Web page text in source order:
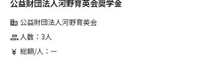
公益財団法人河野育英会奨学金
corporate_fare 公益財団法人河野育英会
group人数：3人
currency_yen 総額/人：ー